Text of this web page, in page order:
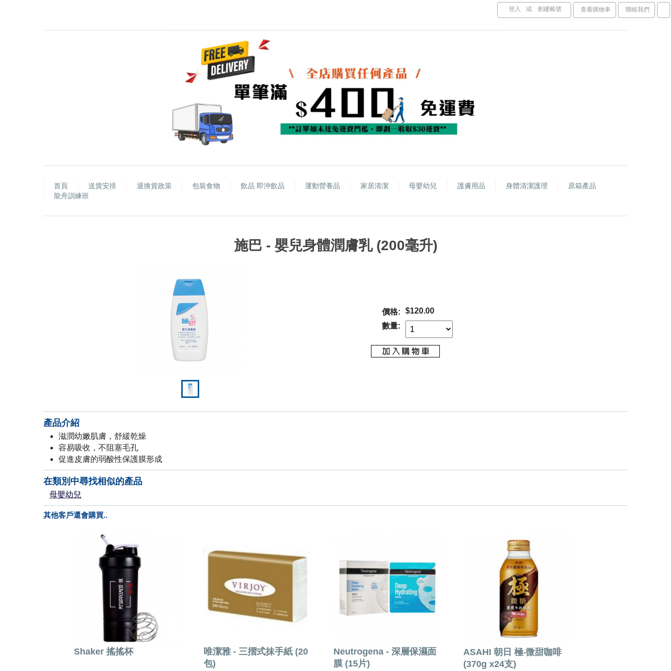
登入 或 創建帳號 查看購物車 聯絡我們
首頁 送貨安排 退換貨政策 包裝食物 飲品 即沖飲品 運動營養品 家居清潔 母嬰幼兒 護膚用品 身體清潔護理
原箱產品
龍舟訓練班
施巴 - 嬰兒身體潤膚乳 (200毫升)
價格:
$120.00
數量:
產品介紹
滋潤幼嫩肌膚，舒緩乾燥
容易吸收，不阻塞毛孔
促進皮膚的弱酸性保護膜形成
在類別中尋找相似的產品
母嬰幼兒
其他客戶還會購買..
Shaker 搖搖杯
唯潔雅 - 三摺式抹手紙 (20
包)
Neutrogena - 深層保濕面
膜 (15片)
ASAHI 朝日 極‧微甜咖啡
(370g x24支)